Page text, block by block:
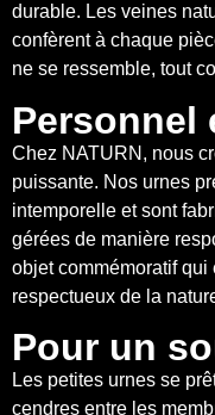
durable. Les veines
confèrent à chaque
ne se ressemble, tout
Personnel
Chez NATURN, nous
puissante. Nos urnes
intemporelle et sont
gérées de manière
objet commémoratif
respectueux de la
Pour un
Les petites urnes se
cendres entre les